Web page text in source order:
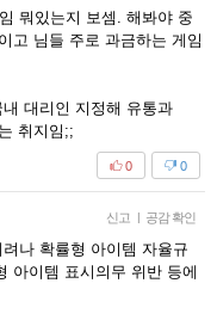
뭐있는지 보셈. 해봐야 중
고 님들 주로 과금하는 게임
대리인 지정해 유통과
취지임;;
0
0
신고 | 공감 확인
나 확률형 아이템 자율규
아이템 표시의무 위반 등에